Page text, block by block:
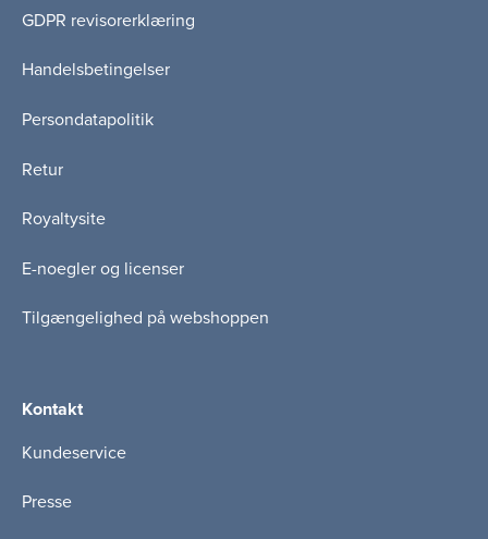
GDPR revisorerklæring
Handelsbetingelser
Persondatapolitik
Retur
Royaltysite
E-noegler og licenser
Tilgængelighed på webshoppen
Kontakt
Kundeservice
Presse